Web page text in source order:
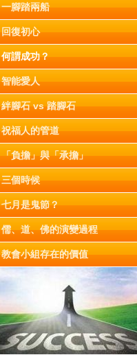
一腳踏兩船
回復初心
何謂成功？
智能愛人
絆腳石 vs 踏腳石
祝福人的管道
「負擔」與「承擔」
三個時候
七月是鬼節？
儒、道、佛的演變過程
教會小組存在的價值